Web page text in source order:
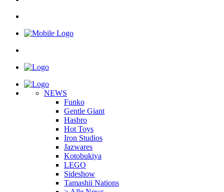
NEWS
Funko
Gentle Giant
Hasbro
Hot Toys
Iron Studios
Jazwares
Kotobukiya
LEGO
Sideshow
Tamashii Nations